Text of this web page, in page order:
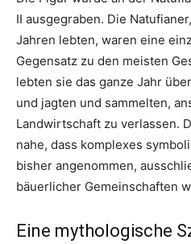
II ausgegraben. Die
Jahren lebten, waren eine
Gegensatz zu den meisten
lebten sie das ganze Jahr
und jagten und sammelten,
Landwirtschaft zu verlassen.
nahe, dass komplexes
bisher angenommen,
bäuerlicher Gemeinschaften
Eine mythologische